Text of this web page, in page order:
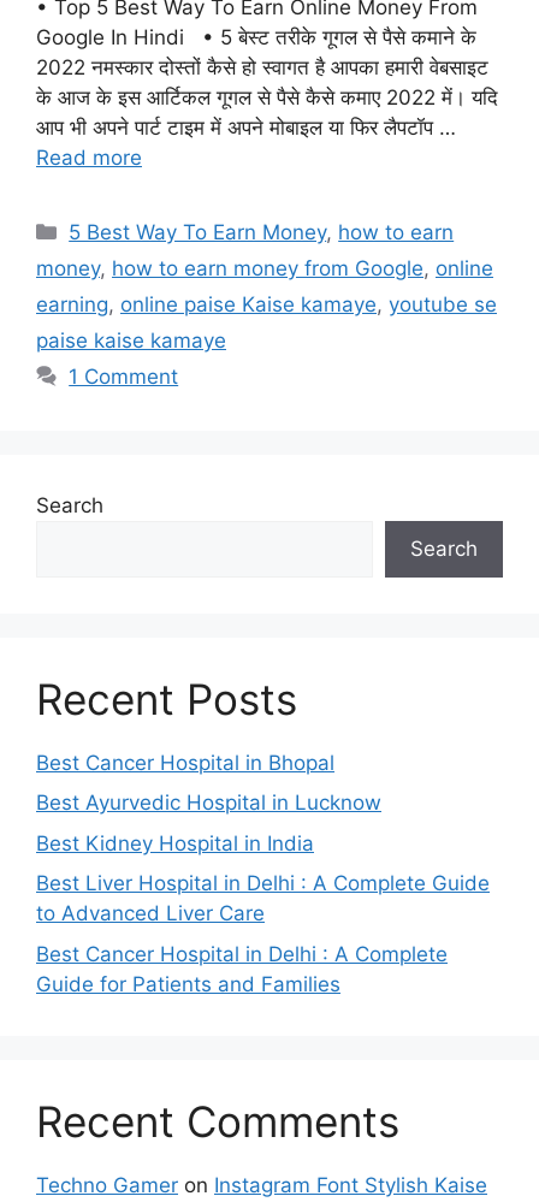
• Top 5 Best Way To Earn Online Money From
Google In Hindi • 5 बेस्ट तरीके गूगल से पैसे कमाने के
2022 नमस्कार दोस्तों कैसे हो स्वागत है आपका हमारी वेबसाइट
के आज के इस आर्टिकल गूगल से पैसे कैसे कमाए 2022 में। यदि
आप भी अपने पार्ट टाइम में अपने मोबाइल या फिर लैपटॉप …
Read more
Categories
5 Best Way To Earn Money, how to earn
money, how to earn money from Google, online
earning, online paise Kaise kamaye, youtube se
paise kaise kamaye
1 Comment
Search
Search
Recent Posts
Best Cancer Hospital in Bhopal
Best Ayurvedic Hospital in Lucknow
Best Kidney Hospital in India
Best Liver Hospital in Delhi : A Complete Guide
to Advanced Liver Care
Best Cancer Hospital in Delhi : A Complete
Guide for Patients and Families
Recent Comments
Techno Gamer on Instagram Font Stylish Kaise